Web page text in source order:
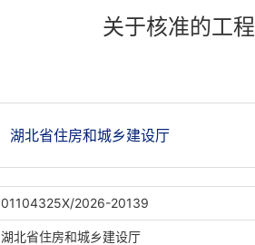
关于核准的工
湖北省住房和城乡建设厅
01104325X/2026-20139
湖北省住房和城乡建设厅